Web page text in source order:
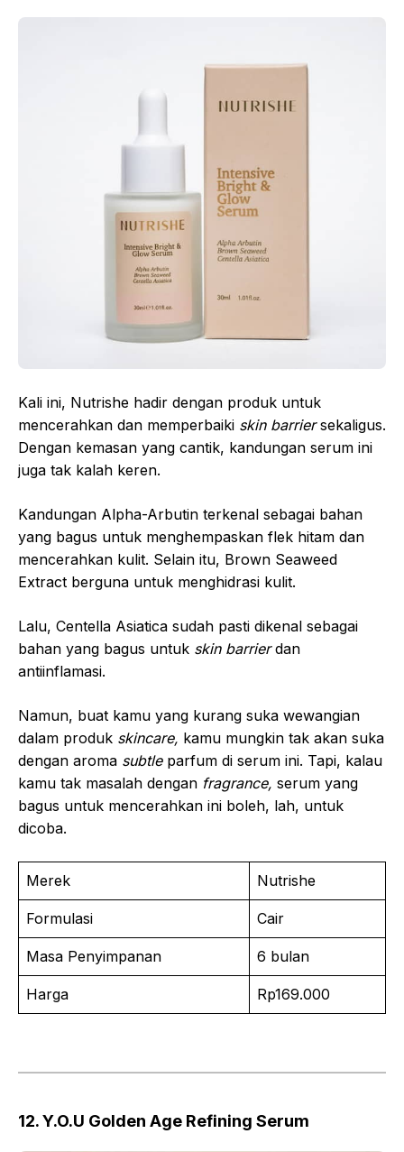
Kali ini, Nutrishe hadir dengan produk untuk
mencerahkan dan memperbaiki skin barriersekaligus.
Dengan kemasan yang cantik, kandungan serum ini
juga tak kalah keren.
Kandungan Alpha-Arbutin terkenal sebagai bahan
yang bagus untuk menghempaskan flek hitam dan
mencerahkan kulit. Selain itu, Brown Seaweed
Extract berguna untuk menghidrasi kulit.
Lalu, Centella Asiatica sudah pasti dikenal sebagai
bahan yang bagus untuk skin barrierdan
antiinflamasi.
Namun, buat kamu yang kurang suka wewangian
dalam produk skincare, kamu mungkin tak akan suka
dengan aroma subtleparfum di serum ini. Tapi, kalau
kamu tak masalah dengan fragrance, serum yang
bagus untuk mencerahkan ini boleh, lah, untuk
dicoba.
Merek Nutrishe
Formulasi Cair
Masa Penyimpanan 6 bulan
Harga Rp169.000
12. Y.O.U Golden Age Refining Serum